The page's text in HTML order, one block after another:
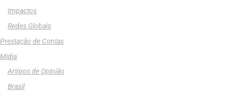
Impactos
Redes Globais
Prestação de Contas
Mídia
Artigos de Opinião
Brasil